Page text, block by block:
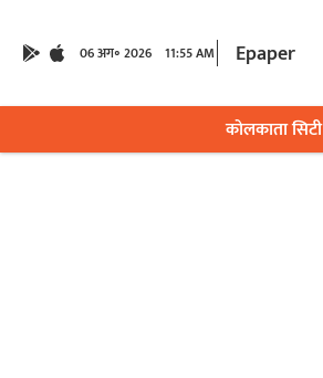
06 अग॰ 2026 11:55 AM Epaper
कोलकाता सिटी